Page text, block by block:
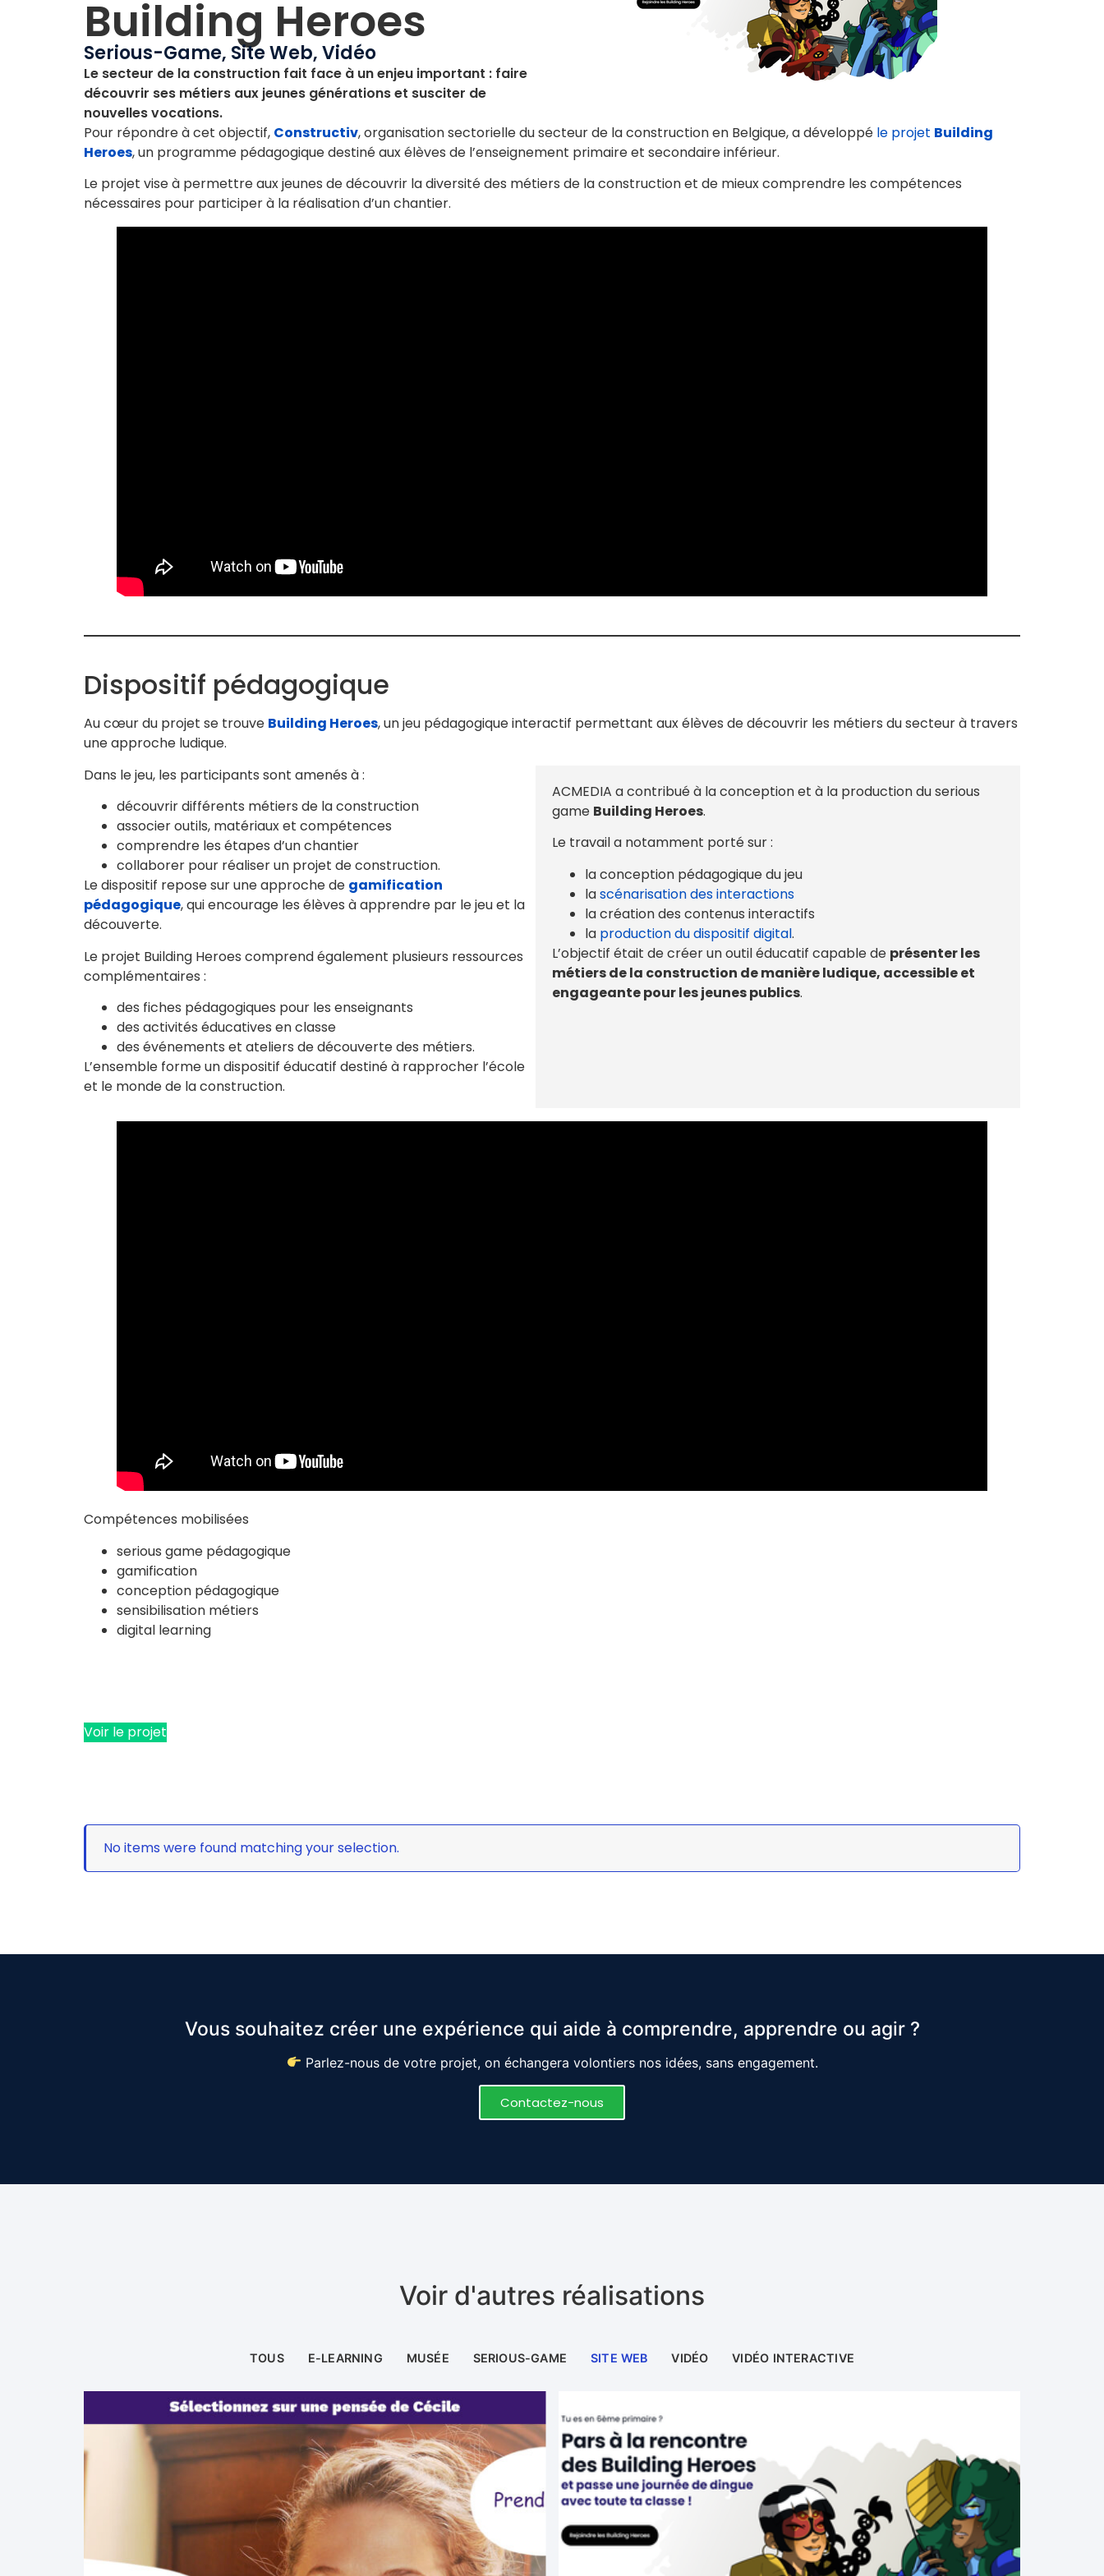
Building Heroes
Serious-Game, Site Web,Vidéo
Le secteur de la construction fait face à un enjeu important : faire
découvrir ses métiers aux jeunes générations et susciter de
nouvelles vocations.
Pour répondre à cet objectif, Constructiv, organisation sectorielle du secteur de la construction en Belgique, a développé le projet Building
Heroes, un programme pédagogique destiné aux élèves de l’enseignement primaire et secondaire inférieur.
Le projet vise à permettre aux jeunes de découvrir la diversité des métiers de la construction et de mieux comprendre les compétences
nécessaires pour participer à la réalisation d’un chantier.
Dispositif pédagogique
Au cœur du projet se trouve Building Heroes, un jeu pédagogique interactif permettant aux élèves de découvrir les métiers du secteur à travers
une approche ludique.
Dans le jeu, les participants sont amenés à :
découvrir différents métiers de la construction
associer outils, matériaux et compétences
comprendre les étapes d’un chantier
collaborer pour réaliser un projet de construction.
Le dispositif repose sur une approche de gamification
pédagogique, qui encourage les élèves à apprendre par le jeu et la
découverte.
Le projet Building Heroes comprend également plusieurs ressources
complémentaires :
des fiches pédagogiques pour les enseignants
des activités éducatives en classe
des événements et ateliers de découverte des métiers.
L’ensemble forme un dispositif éducatif destiné à rapprocher l’école
et le monde de la construction.
ACMEDIA a contribué à la conception et à la production du serious
game Building Heroes.
Le travail a notamment porté sur :
la conception pédagogique du jeu
lascénarisation des interactions
la création des contenus interactifs
la production du dispositif digital.
L’objectif était de créer un outil éducatif capable de présenter les
métiers de la construction de manière ludique, accessible et
engageante pour les jeunes publics.
Compétences mobilisées
serious game pédagogique
gamification
conception pédagogique
sensibilisation métiers
digital learning
Voir le projet
No items were found matching your selection.
Vous souhaitez créer une expérience qui aide à comprendre, apprendre ou agir ?
Parlez-nous de votre projet, on échangera volontiers nos idées, sans engagement.
Contactez-nous
Voir d'autres réalisations
TOUS E-LEARNING MUSÉE SERIOUS-GAME SITE WEB VIDÉO VIDÉO INTERACTIVE